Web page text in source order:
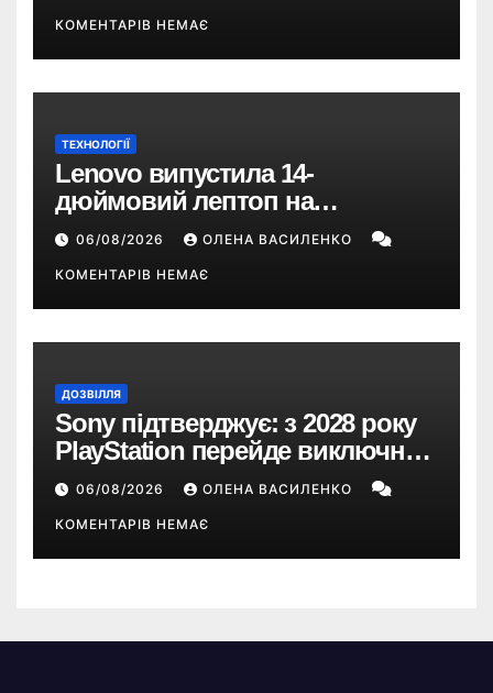
КОМЕНТАРІВ НЕМАЄ
ТЕХНОЛОГІЇ
Lenovo випустила 14-
дюймовий лептоп на
Snapdragon X2 з автономністю
понад 33 години
06/08/2026 ОЛЕНА ВАСИЛЕНКО
КОМЕНТАРІВ НЕМАЄ
ДОЗВІЛЛЯ
Sony підтверджує: з 2028 року
PlayStation перейде виключно
на цифрові ігри
06/08/2026 ОЛЕНА ВАСИЛЕНКО
КОМЕНТАРІВ НЕМАЄ